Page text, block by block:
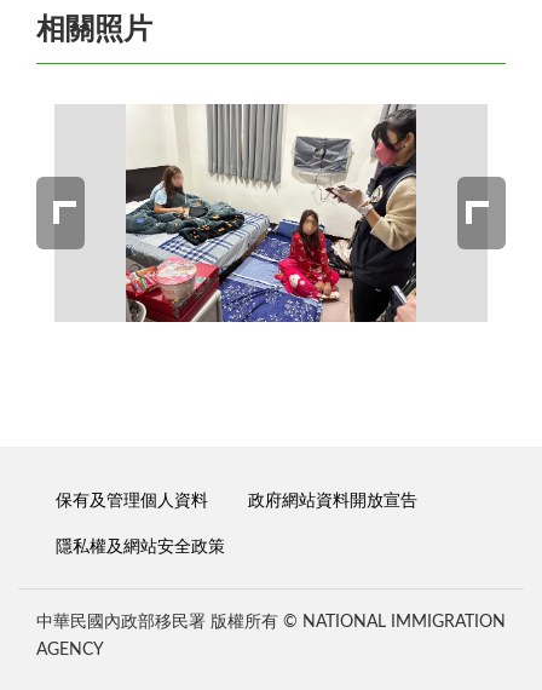
相關照片
保有及管理個人資料 政府網站資料開放宣告
隱私權及網站安全政策
中華民國內政部移民署 版權所有 © NATIONAL IMMIGRATION
AGENCY